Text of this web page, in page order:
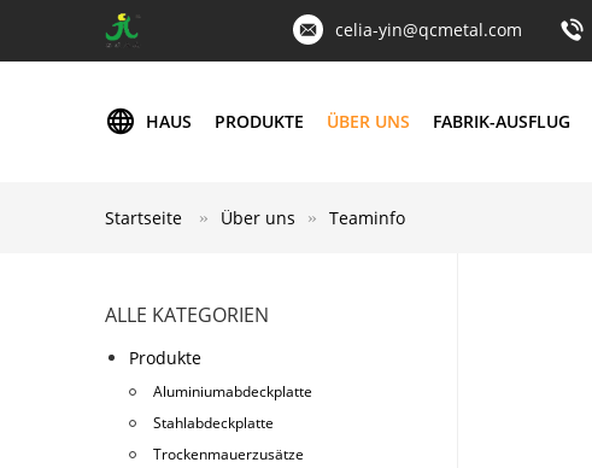
celia-yin@qcmetal.com
HAUS PRODUKTE ÜBER UNS FABRIK-AUSFLUG
Startseite Über uns Teaminfo
ALLE KATEGORIEN
Produkte
Aluminiumabdeckplatte
Stahlabdeckplatte
Trockenmauerzusätze